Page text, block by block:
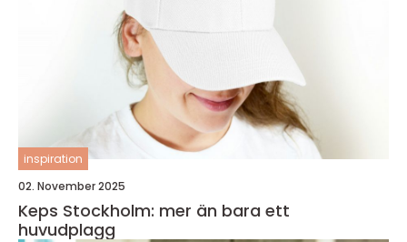
inspiration
02. November 2025
Keps Stockholm: mer än bara ett
huvudplagg